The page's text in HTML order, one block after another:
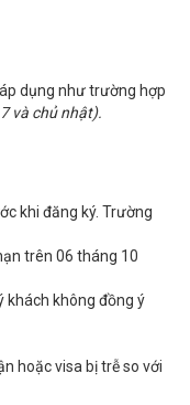
dụng như trường hợp
và chủ nhật).
khi đăng ký. Trường
trên 06 tháng 10
khách không đồng ý
hoặc visa bị trễ so với